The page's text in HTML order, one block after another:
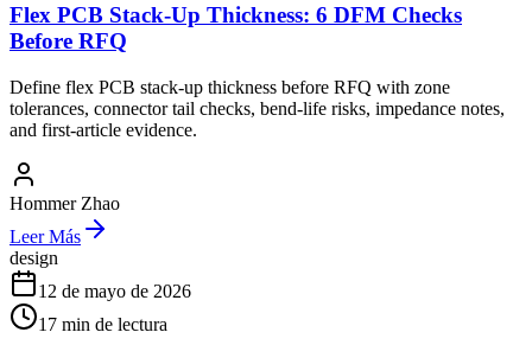
Flex PCB Stack-Up Thickness: 6 DFM Checks
Before RFQ
Define flex PCB stack-up thickness before RFQ with zone
tolerances, connector tail checks, bend-life risks, impedance notes,
and first-article evidence.
Hommer Zhao
Leer Más
design
12 de mayo de 2026
17 min de lectura